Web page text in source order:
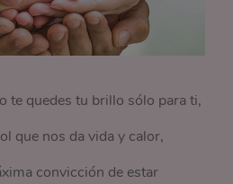
te quedes tu brillo sólo para ti,
que nos da vida y calor,
convicción de estar